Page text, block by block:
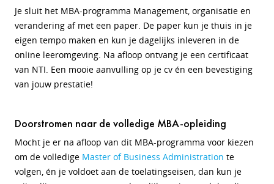
Je sluit het MBA-programma Management, organisatie en
verandering af met een paper. De paper kun je thuis in je
eigen tempo maken en kun je dagelijks inleveren in de
online leeromgeving. Na afloop ontvang je een certificaat
van NTI. Een mooie aanvulling op je cv én een bevestiging
van jouw prestatie!
Doorstromen naar de volledige MBA-opleiding
Mocht je er na afloop van dit MBA-programma voor kiezen
om de volledige Master of Business Administration te
volgen, én je voldoet aan de toelatingseisen, dan kun je